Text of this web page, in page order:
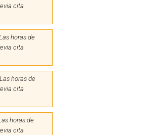
cita
horas de
cita
horas de
cita
horas de
cita